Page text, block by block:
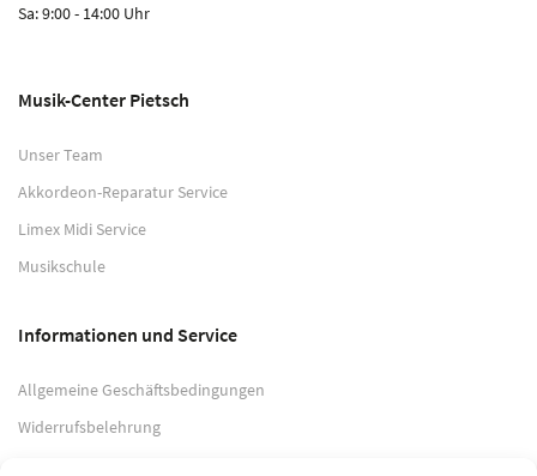
Sa: 9:00 - 14:00 Uhr
Musik-Center Pietsch
Unser Team
Akkordeon-Reparatur Service
Limex Midi Service
Musikschule
Informationen und Service
Allgemeine Geschäftsbedingungen
Widerrufsbelehrung